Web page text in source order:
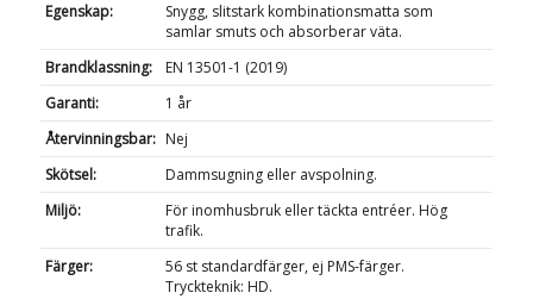
Egenskap:
Snygg, slitstark kombinationsmatta som
samlar smuts och absorberar väta.
Brandklassning:
EN 13501-1 (2019)
Garanti:
1 år
Återvinningsbar: Nej
Skötsel:
Dammsugning eller avspolning.
Miljö:
För inomhusbruk eller täckta entréer. Hög
trafik.
Färger:
56 st standardfärger, ej PMS-färger.
Tryckteknik: HD.